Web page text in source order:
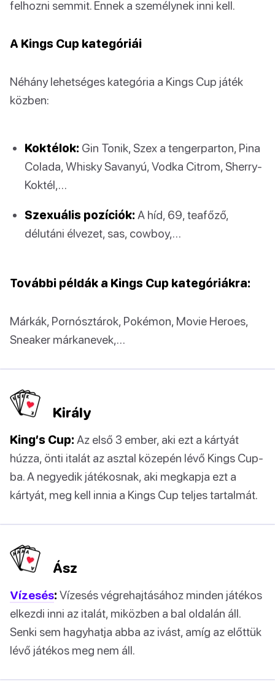
felhozni semmit. Ennek a személynek inni kell.
A Kings Cup kategóriái
Néhány lehetséges kategória a Kings Cup játék
közben:
Koktélok: Gin Tonik, Szex a tengerparton, Pina
Colada, Whisky Savanyú, Vodka Citrom, Sherry-
Koktél,…
Szexuális pozíciók: A híd, 69, teafőző,
délutáni élvezet, sas, cowboy,…
További példák a Kings Cup kategóriákra:
Márkák, Pornósztárok, Pokémon, Movie Heroes,
Sneaker márkanevek,…
Király
King’s Cup: Az első 3 ember, aki ezt a kártyát
húzza, önti italát az asztal közepén lévő Kings Cup-
ba. A negyedik játékosnak, aki megkapja ezt a
kártyát, meg kell innia a Kings Cup teljes tartalmát.
Ász
Vízesés: Vízesés végrehajtásához minden játékos
elkezdi inni az italát, miközben a bal oldalán áll.
Senki sem hagyhatja abba az ivást, amíg az előttük
lévő játékos meg nem áll.